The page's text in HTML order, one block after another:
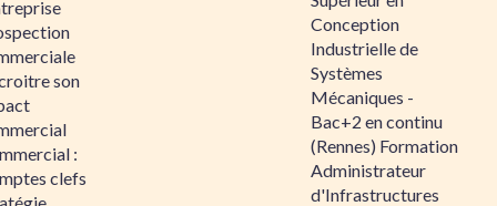
son
:
clefs
Conception
Industrielle de
Systèmes
Mécaniques -
Bac+2 en continu
(Rennes) Formation
Administrateur
d'Infrastructures